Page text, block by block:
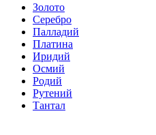
Золото
Серебро
Палладий
Платина
Иридий
Осмий
Родий
Рутений
Тантал